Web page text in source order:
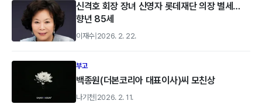
신격호 회장 장녀 신영자 롯데재단 의장 별세…
향년 85세
이재수 2026. 2. 22.
부고
백종원(더본코리아 대표이사)씨 모친상
나기천 2026. 2. 11.